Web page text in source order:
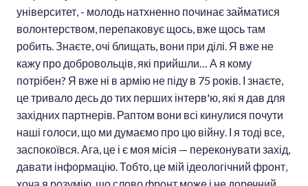
університет, - молодь натхненно починає займатися
волонтерством, перепаковує щось, вже щось там
робить. Знаєте, очі блищать, вони при ділі. Я вже не
кажу про добровольців, які прийшли… А я кому
потрібен? Я вже ні в армію не піду в 75 років. І знаєте,
це тривало десь до тих перших інтерв'ю, які я дав для
західних партнерів. Раптом вони всі кинулися почути
наші голоси, що ми думаємо про цю війну. І я тоді все,
заспокоївся. Ага, це і є моя місія — переконувати захід,
давати інформацію. Тобто, це мій ідеологічний фронт,